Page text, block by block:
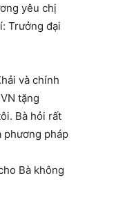
yêu chị
Trưởng đại
và chính
tặng
Bà hỏi rất
phương pháp
Bà không